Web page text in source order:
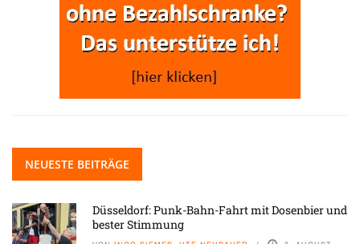
NEUESTE BEITRÄGE
Düsseldorf: Punk-Bahn-Fahrt mit Dosenbier und
bester Stimmung